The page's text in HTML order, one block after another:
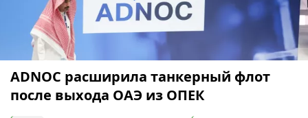
ADNOC расширила танкерный флот
после выхода ОАЭ из ОПЕК